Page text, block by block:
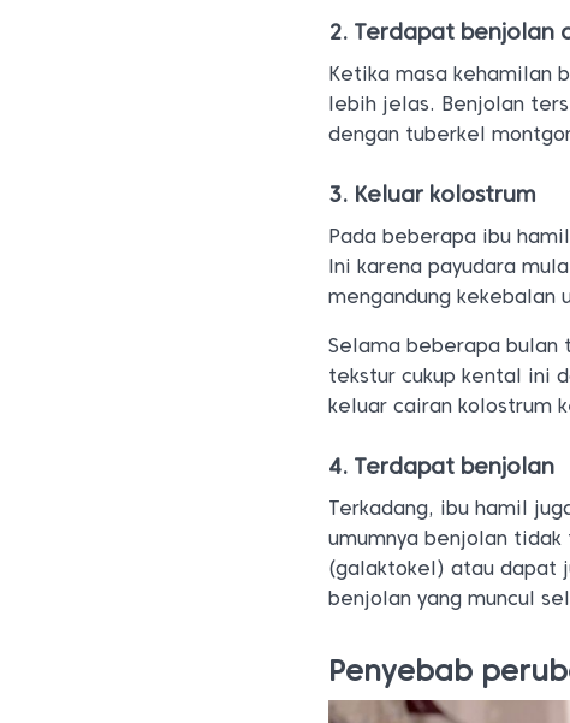
2. Terdapat benjolan
Ketika masa kehamilan
lebih jelas. Benjolan
dengan tuberkel
3. Keluar kolostrum
Pada beberapa ibu
Ini karena payudara
mengandung kekebalan
Selama beberapa bulan
tekstur cukup kental ini
keluar cairan kolostrum
4. Terdapat benjolan
Terkadang, ibu hamil
umumnya benjolan
(galaktokel) atau dapat
benjolan yang muncul
Penyebab